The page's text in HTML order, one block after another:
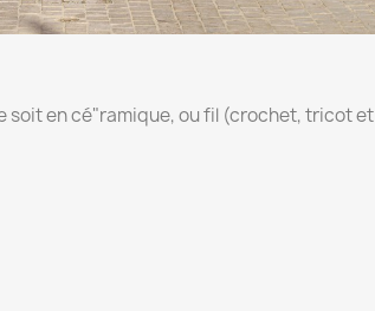
soit en cé"ramique, ou fil (crochet, tricot et